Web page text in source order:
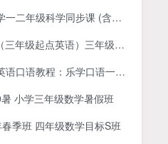
学同步课 (含上下2个学期) 百度网盘下载
语）三年级下册课本同步视频课程45课时MP4视频
程：乐学口语一级7讲全，MP4视频课程
小学三年级数学暑假班
季班 四年级数学目标S班